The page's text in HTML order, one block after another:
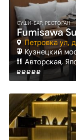
СУШИ-БАР, РЕСТОРАН
Fumisawa
Петровка ул,
Кузнецкий
Авторская,